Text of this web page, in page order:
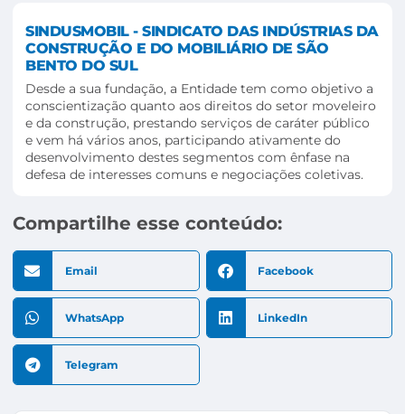
SINDUSMOBIL - SINDICATO DAS INDÚSTRIAS DA
CONSTRUÇÃO E DO MOBILIÁRIO DE SÃO
BENTO DO SUL
Desde a sua fundação, a Entidade tem como objetivo a
conscientização quanto aos direitos do setor moveleiro
e da construção, prestando serviços de caráter público
e vem há vários anos, participando ativamente do
desenvolvimento destes segmentos com ênfase na
defesa de interesses comuns e negociações coletivas.
Compartilhe esse conteúdo:
Email Facebook
WhatsApp LinkedIn
Telegram